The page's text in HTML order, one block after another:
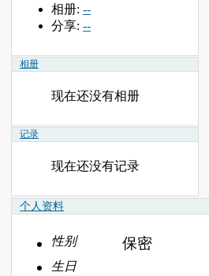
相册: --
分享: --
相册
现在还没有相册
记录
现在还没有记录
个人资料
性别 保密
生日